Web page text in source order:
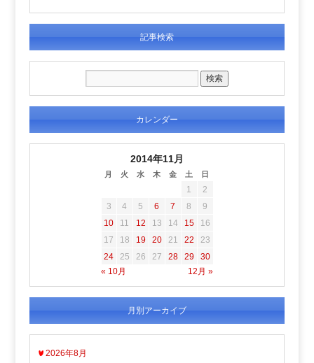
記事検索
カレンダー
2014年11月
月 火 水 木 金 土 日
« 10月 12月 »
1
2
3
4 5 6 7 8
9
10
11 12 13 14 15
16
17
18 19 20 21 22
23
24
25 26 27 28 29 30
月別アーカイブ
2026年8月